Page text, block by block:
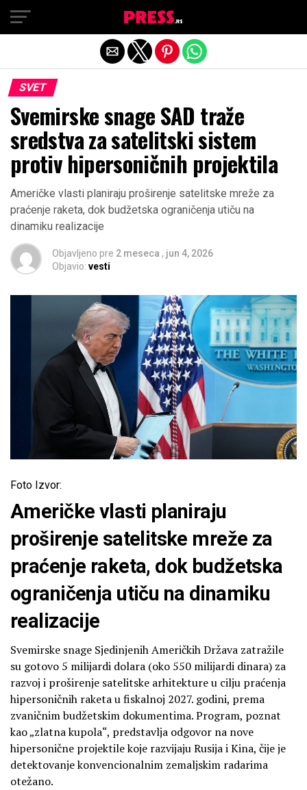
SVET
Svemirske snage SAD traže
sredstva za satelitski sistem
protiv hipersoničnih projektila
Američke vlasti planiraju proširenje satelitske mreže za
praćenje raketa, dok budžetska ograničenja utiču na
dinamiku realizacije
Objavljeno pre 2 meseca , jun 4, 2026
Objavio: vesti
Foto Izvor:
Američke vlasti planiraju
proširenje satelitske mreže za
praćenje raketa, dok budžetska
ograničenja utiču na dinamiku
realizacije
Svemirske snage Sjedinjenih Američkih Država zatražile
su gotovo 5 milijardi dolara (oko 550 milijardi dinara) za
razvoj i proširenje satelitske arhitekture u cilju praćenja
hipersoničnih raketa u fiskalnoj 2027. godini, prema
zvaničnim budžetskim dokumentima. Program, poznat
kao „zlatna kupola“, predstavlja odgovor na nove
hipersonične projektile koje razvijaju Rusija i Kina, čije je
detektovanje konvencionalnim zemaljskim radarima
otežano.
Exit mobile version